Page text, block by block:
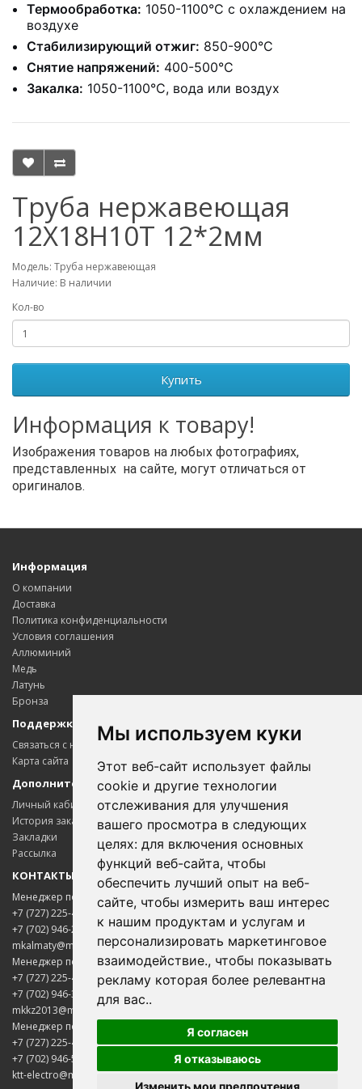
Менеджер Надежда
Здравствуйте! Готова помочь
вам. Напишите мне, если у
Мы используем куки
Этот веб-сайт использует файлы
cookie и другие технологии
отслеживания для улучшения
вашего просмотра в следующих
целях: для включения основных
функций веб-сайта, чтобы
обеспечить лучший опыт на веб-
сайте, чтобы измерить ваш интерес
к нашим продуктам и услугам и
персонализировать маркетинговое
взаимодействие., чтобы показывать
рекламу которая более релевантна
для вас..
Я согласен
Я отказываюсь
Изменить мои предпочтения
Термообработка: 1050-1100°C с охлаждением на
воздухе
Стабилизирующий отжиг: 850-900°C
Снятие напряжений: 400-500°C
Закалка: 1050-1100°C, вода или воздух
Труба нержавеющая
12Х18Н10Т 12*2мм
Модель: Труба нержавеющая
Наличие: В наличии
Кол-во
Купить
Информация к товару!
Изображения товаров на любых фотографиях,
представленных на сайте, могут отличаться от
оригиналов.
Информация
О компании
Доставка
Политика конфиденциальности
Условия соглашения
Аллюминий
Медь
Латунь
Бронза
Поддержка клиентов
Связаться с нами
Карта сайта
Дополнительно
Личный кабинет
История заказов
Закладки
Рассылка
КОНТАКТЫ
Менеджер по цветному металлопрокату
+7 (727) 225-45-65
+7 (702) 946-20-02
mkalmaty@mail.ru
Менеджер по электротехнической продукции
+7 (727) 225-45-85
+7 (702) 946-33-00
mkkz2013@mail.ru
Менеджер по нержавеющему металлопрокату
+7 (727) 225-45-75
+7 (702) 946-50-05
ktt-electro@mail.ru